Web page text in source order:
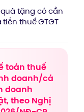
tặng có cần
thuế GTGT
toán thuế
doanh/cá
doanh
theo Nghị